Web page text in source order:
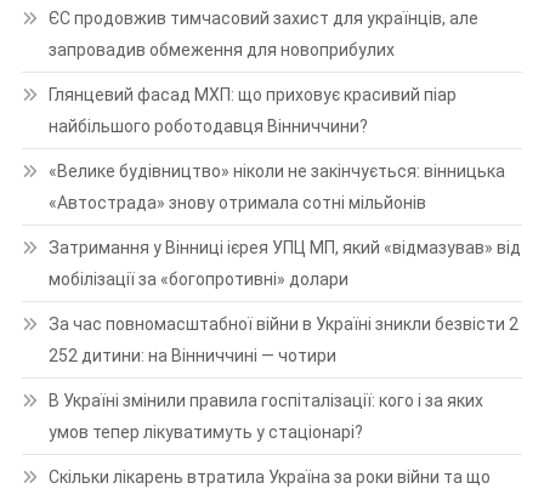
ЄС продовжив тимчасовий захист для українців, але
запровадив обмеження для новоприбулих
Глянцевий фасад МХП: що приховує красивий піар
найбільшого роботодавця Вінниччини?
«Велике будівництво» ніколи не закінчується: вінницька
«Автострада» знову отримала сотні мільйонів
Затримання у Вінниці ієрея УПЦ МП, який «відмазував» від
мобілізації за «богопротивні» долари
За час повномасштабної війни в Україні зникли безвісти 2
252 дитини: на Вінниччині — чотири
В Україні змінили правила госпіталізації: кого і за яких
умов тепер лікуватимуть у стаціонарі?
Скільки лікарень втратила Україна за роки війни та що